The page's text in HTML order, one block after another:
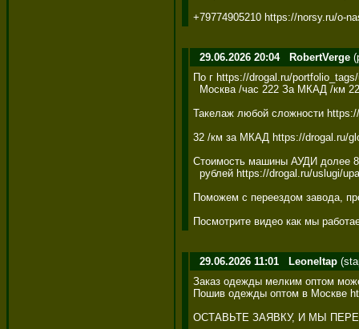
+79774905210 https://norsy.ru/o-
29.06.2026 20:04 RobertVerge
По г https://drogal.ru/
Москва /час 222 За МКАД /км 22
Такелаж любой сложности
32 /км за МКАД https://drogal.ru/
Стоимость машины АУДИ долее
рублей https://drogal.ru/uslugi/
Поможем с переездом завода,
Посмотрите видео как мы
29.06.2026 11:01 Leoneltap
Заказ одежды мелким оптом
Пошив одежды оптом в Москве
ОСТАВЬТЕ ЗАЯВКУ, И МЫ